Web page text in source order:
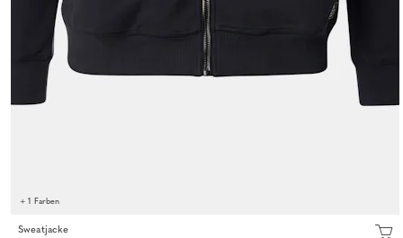
+ 1 Farben
Sweatjacke